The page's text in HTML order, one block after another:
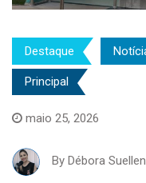
Destaque
Principal
maio 25, 2026
By Débora Suellen